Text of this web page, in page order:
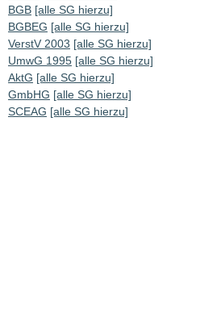
BGB [alle SG hierzu]
BGBEG [alle SG hierzu]
VerstV 2003 [alle SG hierzu]
UmwG 1995 [alle SG hierzu]
AktG [alle SG hierzu]
GmbHG [alle SG hierzu]
SCEAG [alle SG hierzu]